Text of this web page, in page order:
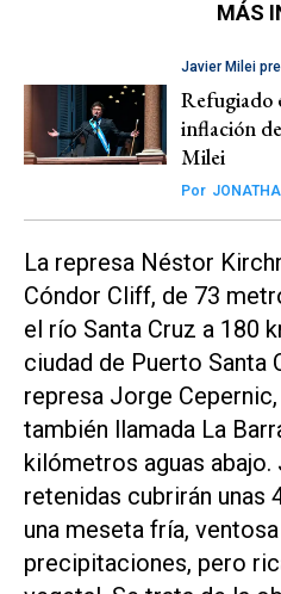
MÁS
Javier Milei
Refugiado
inflación
Milei
Por
La represa Néstor
Cóndor Cliff, de 73
el río Santa Cruz a 180
ciudad de Puerto Santa
represa Jorge
también llamada La
kilómetros aguas abajo.
retenidas cubrirán unas
una meseta fría,
precipitaciones, pero